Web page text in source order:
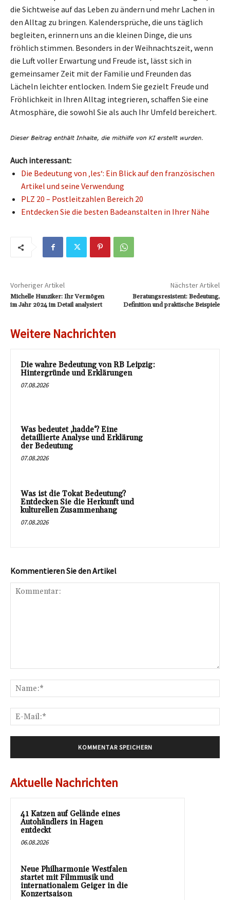
die Sichtweise auf das Leben zu ändern und mehr Lachen in
den Alltag zu bringen. Kalendersprüche, die uns täglich
begleiten, erinnern uns an die kleinen Dinge, die uns
fröhlich stimmen. Besonders in der Weihnachtszeit, wenn
die Luft voller Erwartung und Freude ist, lässt sich in
gemeinsamer Zeit mit der Familie und Freunden das
Lächeln leichter entlocken. Indem Sie gezielt Freude und
Fröhlichkeit in Ihren Alltag integrieren, schaffen Sie eine
Atmosphäre, die sowohl Sie als auch Ihr Umfeld bereichert.
Auch interessant:
Die Bedeutung von ‚les‘: Ein Blick auf den französischen
Artikel und seine Verwendung
PLZ 20 – Postleitzahlen Bereich 20
Entdecken Sie die besten Badeanstalten in Ihrer Nähe
Vorheriger Artikel
Michelle Hunziker: Ihr Vermögen
im Jahr 2024 im Detail analysiert
Nächster Artikel
Beratungsresistent: Bedeutung,
Definition und praktische Beispiele
Weitere Nachrichten
Die wahre Bedeutung von RB Leipzig:
Hintergründe und Erklärungen
07.08.2026
Was bedeutet ‚hadde‘? Eine
detaillierte Analyse und Erklärung
der Bedeutung
07.08.2026
Was ist die Tokat Bedeutung?
Entdecken Sie die Herkunft und
kulturellen Zusammenhang
07.08.2026
Kommentieren Sie den Artikel
Aktuelle Nachrichten
41 Katzen auf Gelände eines
Autohändlers in Hagen
entdeckt
06.08.2026
Neue Philharmonie Westfalen
startet mit Filmmusik und
internationalem Geiger in die
Konzertsaison